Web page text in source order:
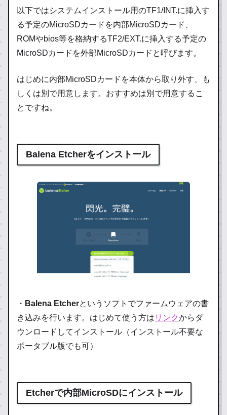
以下ではシステムインストール用のTF1/INT.に挿入す
る予定のMicroSDカードを内部MicroSDカード
ROMやbios等を格納するTF2/EXT.に挿入する予定の
MicroSDカードを外部MicroSDカード と呼びます。
はじめに内部MicroSDカードを本体から取り外す、も
しくは別で用意します。おすすめは別で用意するこ
とですね。
Balena Etcherをインストール
・ Balena Etcherというソフトでファームウェアの書
き込みを行います。はじめて使う方は リンクからダ
ウンロードしてインストール（インストール不要な
ポータブル版でも可）
Etcherで内部MicroSDにインストール